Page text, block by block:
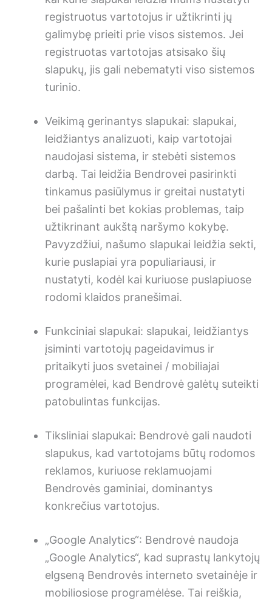
registruotus vartotojus ir užtikrinti jų
galimybę prieiti prie visos sistemos. Jei
registruotas vartotojas atsisako šių
slapukų, jis gali nebematyti viso sistemos
turinio.
Veikimą gerinantys slapukai: slapukai,
leidžiantys analizuoti, kaip vartotojai
naudojasi sistema, ir stebėti sistemos
darbą. Tai leidžia Bendrovei pasirinkti
tinkamus pasiūlymus ir greitai nustatyti
bei pašalinti bet kokias problemas, taip
užtikrinant aukštą naršymo kokybę.
Pavyzdžiui, našumo slapukai leidžia sekti,
kurie puslapiai yra populiariausi, ir
nustatyti, kodėl kai kuriuose puslapiuose
rodomi klaidos pranešimai.
Funkciniai slapukai: slapukai, leidžiantys
įsiminti vartotojų pageidavimus ir
pritaikyti juos svetainei / mobiliajai
programėlei, kad Bendrovė galėtų suteikti
patobulintas funkcijas.
Tiksliniai slapukai: Bendrovė gali naudoti
slapukus, kad vartotojams būtų rodomos
reklamos, kuriuose reklamuojami
Bendrovės gaminiai, dominantys
konkrečius vartotojus.
„Google Analytics“: Bendrovė naudoja
„Google Analytics“, kad suprastų lankytojų
elgseną Bendrovės interneto svetainėje ir
mobiliosiose programėlėse. Tai reiškia,